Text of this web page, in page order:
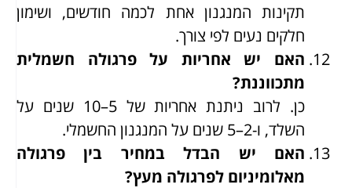
תקינות המנגנון אחת לכמה חודשים, ושימון
חלקים נעים לפי צורך.
האם יש אחריות על פרגולה חשמלית
מתכווננת?
כן. לרוב ניתנת אחריות של 5–10 שנים על
השלד, ו-2–5 שנים על המנגנון החשמלי.
האם יש הבדל במחיר בין פרגולה
מאלומיניום לפרגולה מעץ?